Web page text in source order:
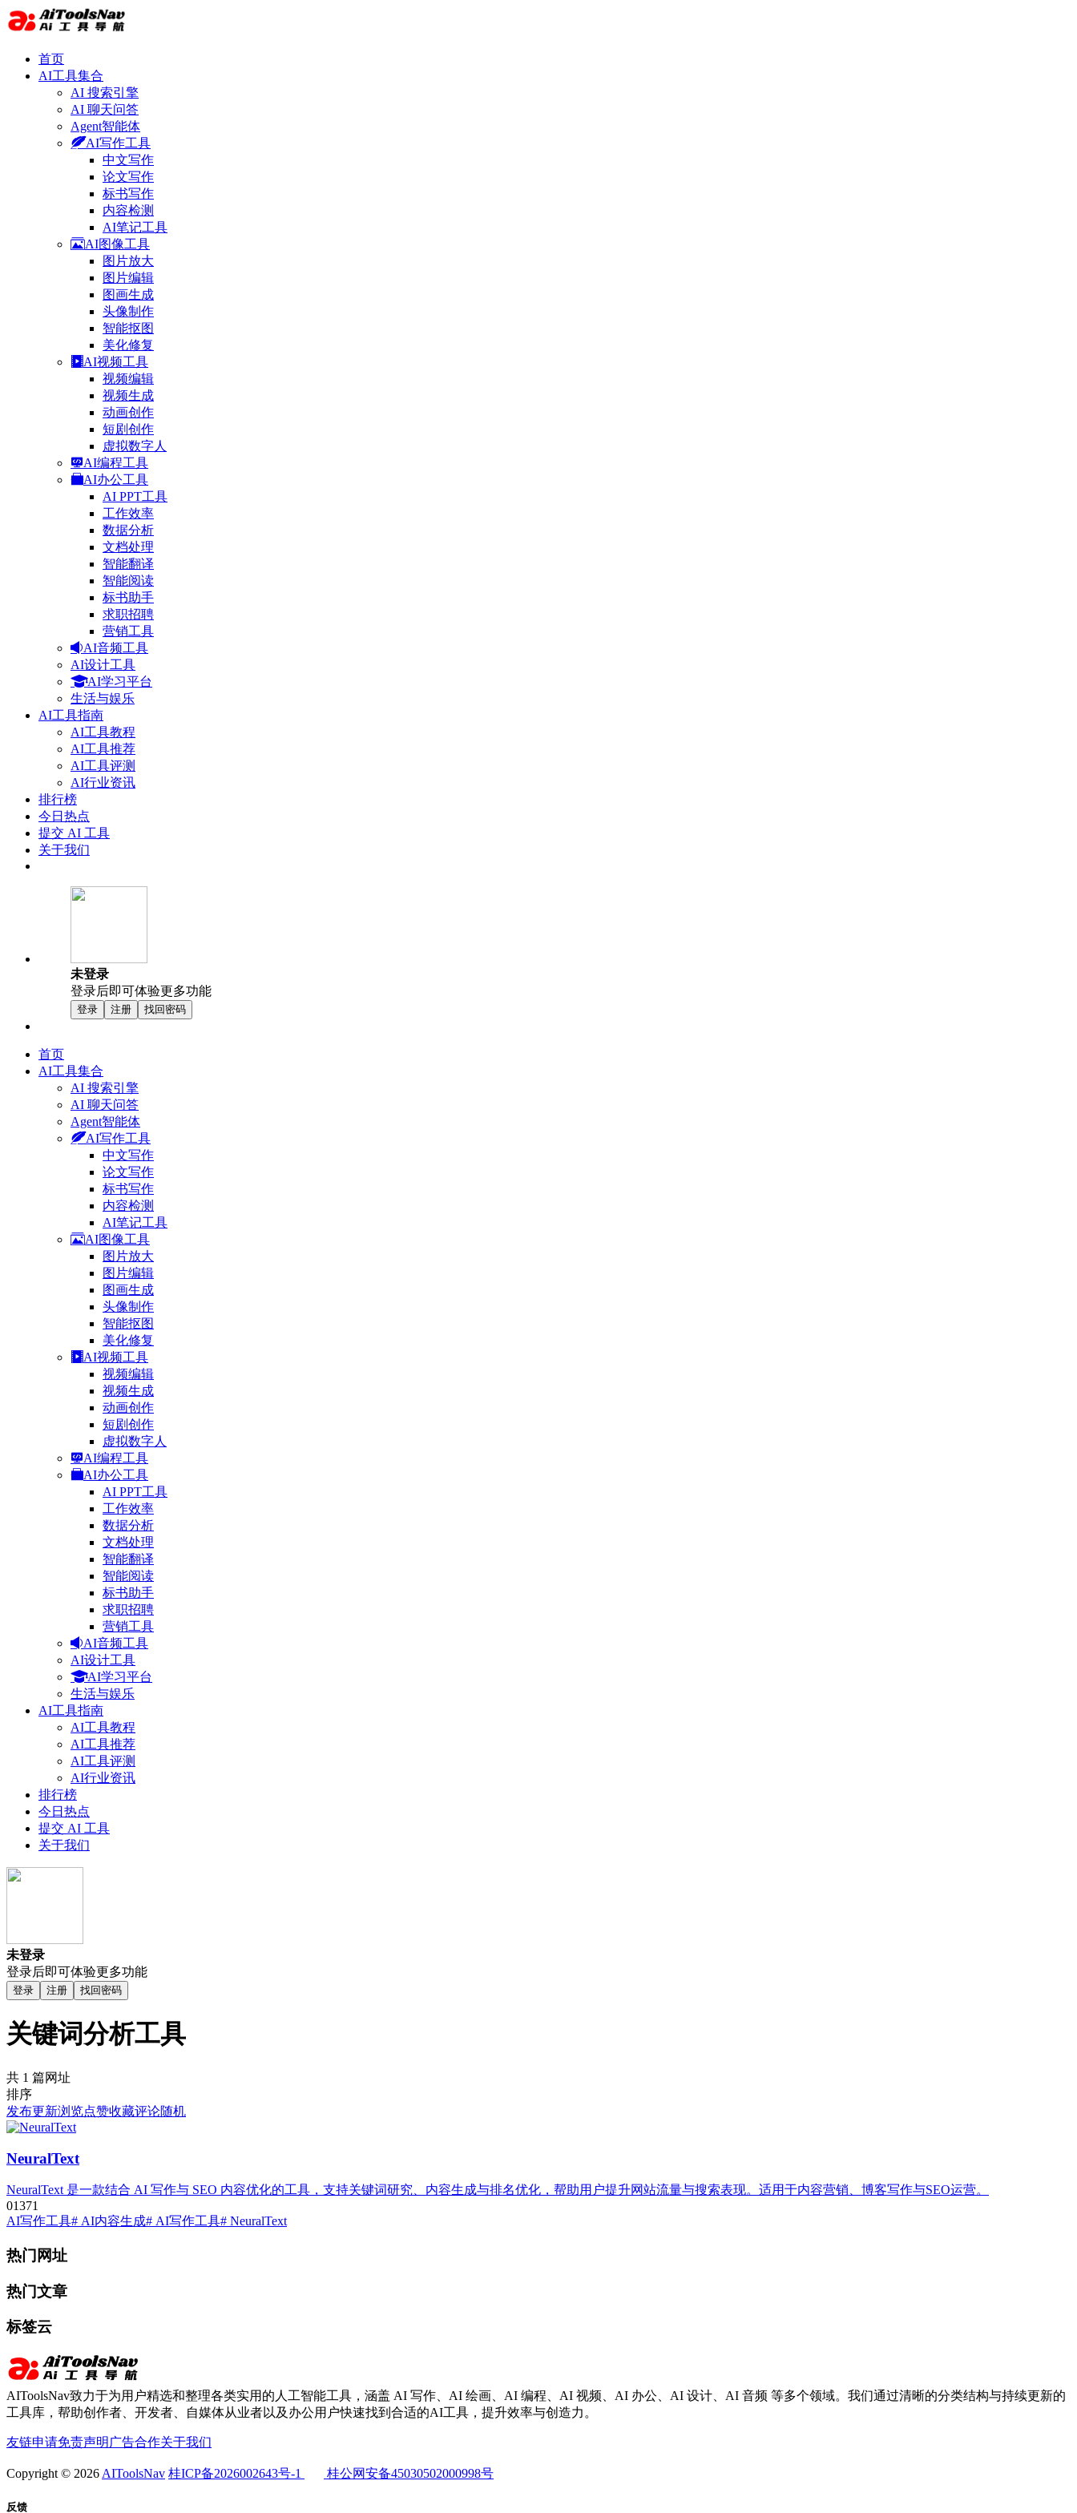
首页
AI工具集合
AI 搜索引擎
AI 聊天问答
Agent智能体
AI写作工具
中文写作
论文写作
标书写作
内容检测
AI笔记工具
AI图像工具
图片放大
图片编辑
图画生成
头像制作
智能抠图
美化修复
AI视频工具
视频编辑
视频生成
动画创作
短剧创作
虚拟数字人
AI编程工具
AI办公工具
AI PPT工具
工作效率
数据分析
文档处理
智能翻译
智能阅读
标书助手
求职招聘
营销工具
AI音频工具
AI设计工具
AI学习平台
生活与娱乐
AI工具指南
AI工具教程
AI工具推荐
AI工具评测
AI行业资讯
排行榜
今日热点
提交 AI 工具
关于我们
未登录
登录后即可体验更多功能
登录 注册 找回密码
首页
AI工具集合
AI 搜索引擎
AI 聊天问答
Agent智能体
AI写作工具
中文写作
论文写作
标书写作
内容检测
AI笔记工具
AI图像工具
图片放大
图片编辑
图画生成
头像制作
智能抠图
美化修复
AI视频工具
视频编辑
视频生成
动画创作
短剧创作
虚拟数字人
AI编程工具
AI办公工具
AI PPT工具
工作效率
数据分析
文档处理
智能翻译
智能阅读
标书助手
求职招聘
营销工具
AI音频工具
AI设计工具
AI学习平台
生活与娱乐
AI工具指南
AI工具教程
AI工具推荐
AI工具评测
AI行业资讯
排行榜
今日热点
提交 AI 工具
关于我们
未登录
登录后即可体验更多功能
登录 注册 找回密码
关键词分析工具
共 1 篇网址
排序
发布更新浏览点赞收藏评论随机
NeuralText
NeuralText 是一款结合 AI 写作与 SEO 内容优化的工具，支持关键词研究、内容生成与排名优化，帮助用户提升网站流量与搜索表现。适用于内容营销、博客写作与SEO运营。
01371
AI写作工具# AI内容生成# AI写作工具# NeuralText
热门网址
热门文章
标签云
AIToolsNav致力于为用户精选和整理各类实用的人工智能工具，涵盖 AI 写作、AI 绘画、AI 编程、AI 视频、AI 办公、AI 设计、AI 音频 等多个领域。我们通过清晰的分类结构与持续更新的
工具库，帮助创作者、开发者、自媒体从业者以及办公用户快速找到合适的AI工具，提升效率与创造力。
友链申请免责声明 广告合作关于我们
Copyright © 2026 AIToolsNav 桂ICP备2026002643号-1 桂公网安备45030502000998号
反馈